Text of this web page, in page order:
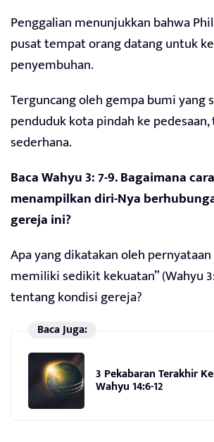
Penggalian menunjukkan bahwa
pusat tempat orang datang untuk
penyembuhan.
Terguncang oleh gempa bumi yang
penduduk kota pindah ke
sederhana.
Baca Wahyu 3: 7-9. Bagaimana
menampilkan diri-Nya
gereja ini?
Apa yang dikatakan oleh pernyataan
memiliki sedikit kekuatan” (Wahyu
tentang kondisi gereja?
Baca Juga:
3 Pekabaran Terakhir
Wahyu 14:6-12